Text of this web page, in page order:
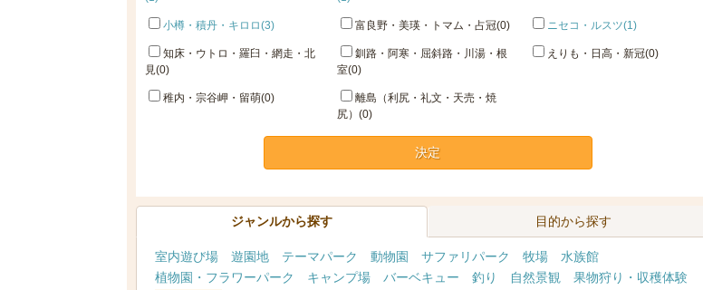
小樽・積丹・キロロ(3) 富良野・美瑛・トマム・占冠(0) ニセコ・ルスツ(1)
知床・ウトロ・羅臼・網走・北
見(0)
釧路・阿寒・屈斜路・川湯・根
室(0)
えりも・日高・新冠(0)
稚内・宗谷岬・留萌(0)
離島（利尻・礼文・天売・焼
尻）(0)
決定
ジャンルから探す 目的から探す
室内遊び場 遊園地 テーマパーク 動物園 サファリパーク 牧場
水族館
植物園・フラワーパーク
キャンプ場 バーベキュー 釣り 自然景観
果物狩り・収穫体験